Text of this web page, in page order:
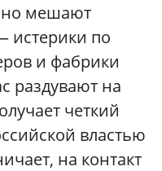
мешают
истерики по
и фабрики
раздувают на
четкий
властью
на контакт